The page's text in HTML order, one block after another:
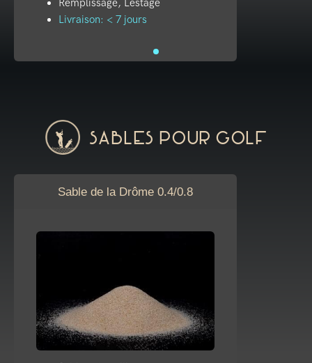
Remplissage, Lestage
Livraison: < 7 jours
Sables pour golf
Sable de la Drôme 0.4/0.8